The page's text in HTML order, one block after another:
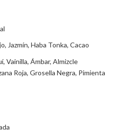
Jazmín, Haba Tonka, Cacao
Vainilla, Ámbar, Almizcle
Roja, Grosella Negra, Pimienta